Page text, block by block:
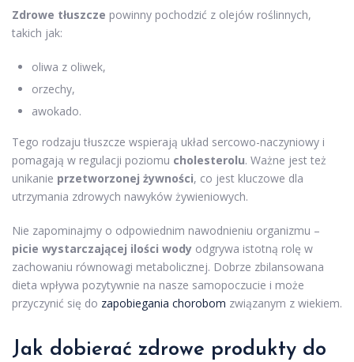
Zdrowe tłuszcze powinny pochodzić z olejów roślinnych,
takich jak:
oliwa z oliwek,
orzechy,
awokado.
Tego rodzaju tłuszcze wspierają układ sercowo-naczyniowy i
pomagają w regulacji poziomu cholesterolu. Ważne jest też
unikanie przetworzonej żywności, co jest kluczowe dla
utrzymania zdrowych nawyków żywieniowych.
Nie zapominajmy o odpowiednim nawodnieniu organizmu –
picie wystarczającej ilości wody odgrywa istotną rolę w
zachowaniu równowagi metabolicznej. Dobrze zbilansowana
dieta wpływa pozytywnie na nasze samopoczucie i może
przyczynić się do zapobiegania chorobom związanym z wiekiem.
Jak dobierać zdrowe produkty do